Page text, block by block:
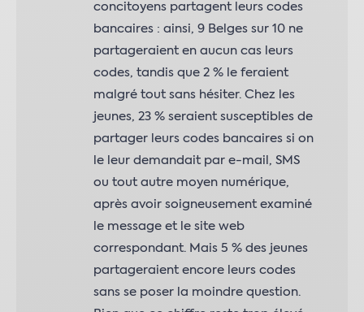
concitoyens partagent leurs codes
bancaires : ainsi, 9 Belges sur 10 ne
partageraient en aucun cas leurs
codes, tandis que 2 % le feraient
malgré tout sans hésiter. Chez les
jeunes, 23 % seraient susceptibles de
partager leurs codes bancaires si on
le leur demandait par e-mail, SMS
ou tout autre moyen numérique,
après avoir soigneusement examiné
le message et le site web
correspondant. Mais 5 % des jeunes
partageraient encore leurs codes
sans se poser la moindre question.